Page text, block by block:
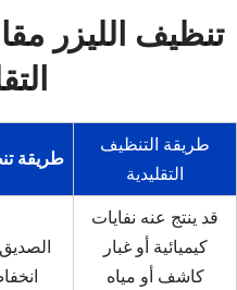
طريقة
طريقة التنظيف
التقليدية
قد ينتج عنه نفايات
كيميائية أو غبار
كاشف أو مياه